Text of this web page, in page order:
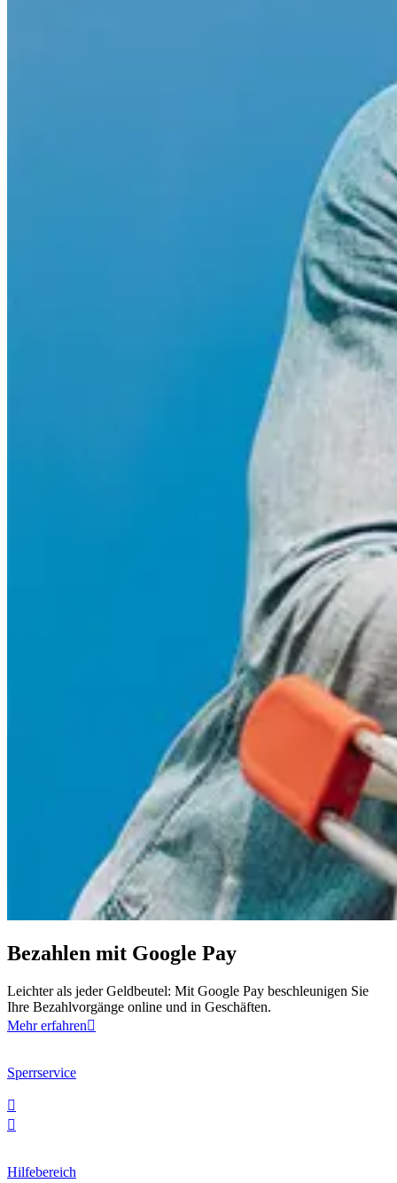
Bezahlen mit Google Pay
Leichter als jeder Geldbeutel: Mit Google Pay beschleunigen Sie
Ihre Bezahlvorgänge online und in Geschäften.
Mehr erfahren
Sperrservice


Hilfebereich